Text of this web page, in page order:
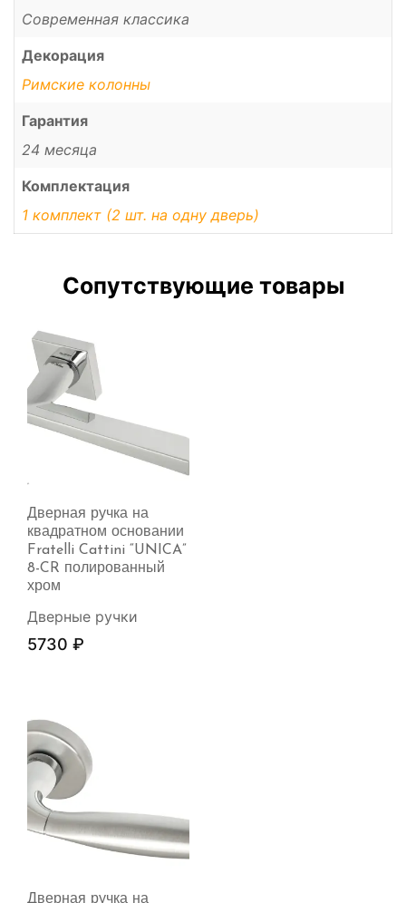
Современная классика
Декорация
Римские колонны
Гарантия
24 месяца
Комплектация
1 комплект (2 шт. на одну дверь)
Сопутствующие товары
Дверная ручка на
квадратном основании
Fratelli Cattini “UNICA”
8-CR полированный
хром
Дверные ручки
5730 ₽
Дверная ручка на